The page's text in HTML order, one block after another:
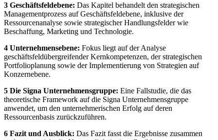
3 Geschäftsfeldebene: Das Kapitel behandelt den strategischen
Managementprozess auf Geschäftsfeldebene, inklusive der
Ressourcenanalyse sowie strategischer Handlungsfelder wie
Beschaffung, Marketing und Technologie.
4 Unternehmensebene: Fokus liegt auf der Analyse
geschäftsfeldübergreifender Kernkompetenzen, der strategischen
Portfolioplanung sowie der Implementierung von Strategien auf
Konzernebene.
5 Die Signa Unternehmensgruppe: Eine Fallstudie, die das
theoretische Framework auf die Signa Unternehmensgruppe
anwendet, um den unternehmerischen Erfolg auf deren
Ressourcenbasis zurückzuführen.
6 Fazit und Ausblick: Das Fazit fasst die Ergebnisse zusammen